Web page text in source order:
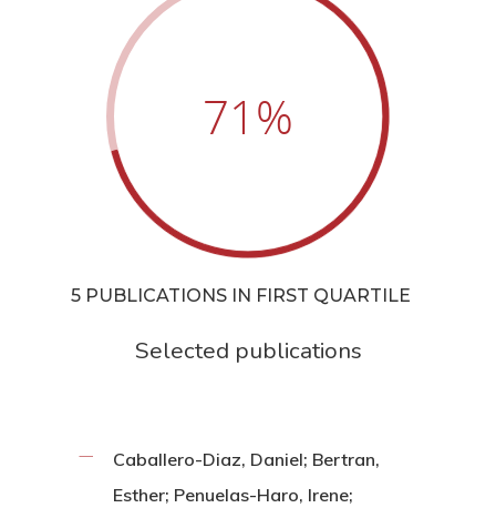
71 %
5 PUBLICATIONS IN FIRST QUARTILE
Selected publications
Caballero-Diaz, Daniel; Bertran,
Esther; Penuelas-Haro, Irene;